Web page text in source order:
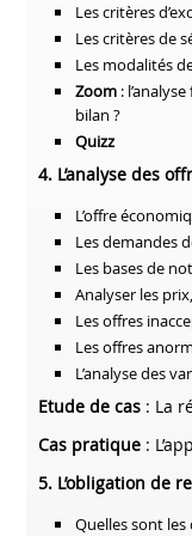
Les critères
Les critères de
Les modalités
Zoom :
bilan ?
Quizz
4. L’analyse des
L’offre
Les demandes
Les bases de
Analyser les
Les offres
Les offres
L’analyse des
Etude de cas : La
Cas pratique :
5. L’obligation de
Quelles sont